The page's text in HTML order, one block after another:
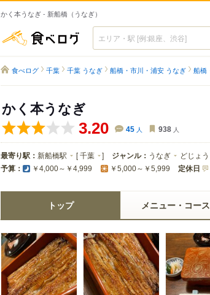
かく本うなぎ - 新船橋（うなぎ）
食べログ
食べログ 千葉 千葉 うなぎ 船橋・市川・浦安 うなぎ 船橋
かく本うなぎ
3.20 45 人 938 人
最寄り駅： 新船橋駅 [千葉 ] ジャンル： うなぎ どじょう
予算： ￥4,000～￥4,999 ￥5,000～￥5,999 定休日
トップ メニュー・コース